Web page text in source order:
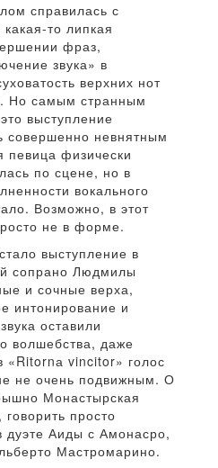
справилась с
то липкая
фраз,
звука» в
верхних нот
Но самым странным
выступление
совершенно невнятным
певица физически
по сцене, но в
вокального
Возможно, в этот
не в форме.
выступление в
сопрано Людмилы
и сочные верха,
интонирование и
оставили
волшебства, даже
«Ritornа vincitor» голос
не очень подвижным. О
Монастырская
просто
Аиды с Амонасро,
Мастромарино.